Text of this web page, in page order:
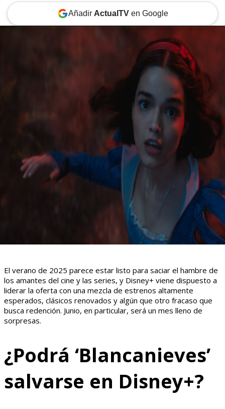
Añadir ActualTVen Google
El verano de 2025 parece estar listo para saciar el hambre de
los amantes del cine y las series, y Disney+ viene dispuesto a
liderar la oferta con una mezcla de estrenos altamente
esperados, clásicos renovados y algún que otro fracaso que
busca redención. Junio, en particular, será un mes lleno de
sorpresas.
¿Podrá ‘Blancanieves’
salvarse en Disney+?